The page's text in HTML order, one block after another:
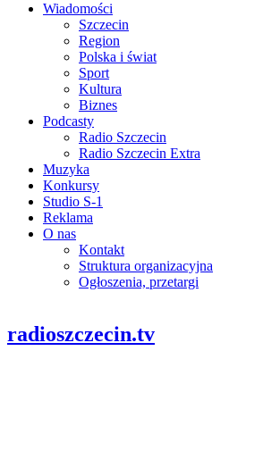
Wiadomości
Szczecin
Region
Polska i świat
Sport
Kultura
Biznes
Podcasty
Radio Szczecin
Radio Szczecin Extra
Muzyka
Konkursy
Studio S-1
Reklama
O nas
Kontakt
Struktura organizacyjna
Ogłoszenia, przetargi
radioszczecin.tv